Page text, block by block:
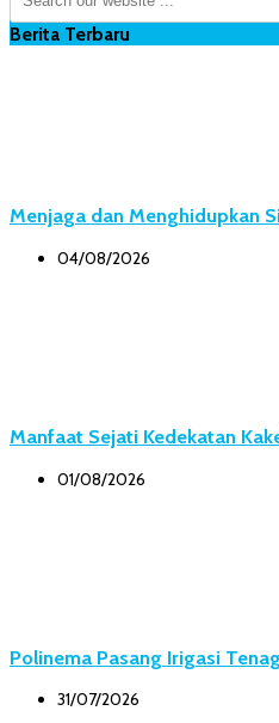
Berita Terbaru
Menjaga dan Menghidupkan
04/08/2026
Manfaat Sejati Kedekatan
01/08/2026
Polinema Pasang Irigasi
31/07/2026